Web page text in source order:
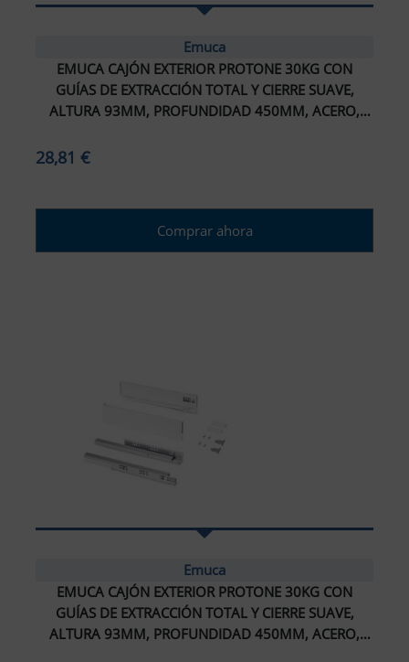
Emuca
EMUCA CAJÓN EXTERIOR PROTONE 30KG CON
GUÍAS DE EXTRACCIÓN TOTAL Y CIERRE SUAVE,
ALTURA 93MM, PROFUNDIDAD 450MM, ACERO,
28,81 €
Comprar ahora
Emuca
EMUCA CAJÓN EXTERIOR PROTONE 30KG CON
GUÍAS DE EXTRACCIÓN TOTAL Y CIERRE SUAVE,
ALTURA 93MM, PROFUNDIDAD 450MM, ACERO,